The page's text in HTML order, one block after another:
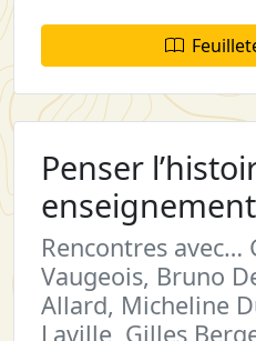
Penser
Rencontres avec…
Vaugeois, Bruno
Allard, Micheline
Laville, Gilles